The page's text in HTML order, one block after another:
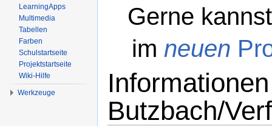
Gerne
im neuen
Butzbach/
LearningApps
Multimedia
Tabellen
Farben
Schulstartseite
Projektstartseite
Wiki-Hilfe
Werkzeuge